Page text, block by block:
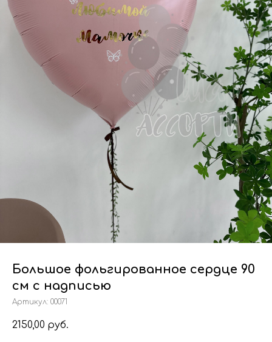
Большое фольгированное сердце 90
см с надписью
Артикул: 00071
2150,00 руб.